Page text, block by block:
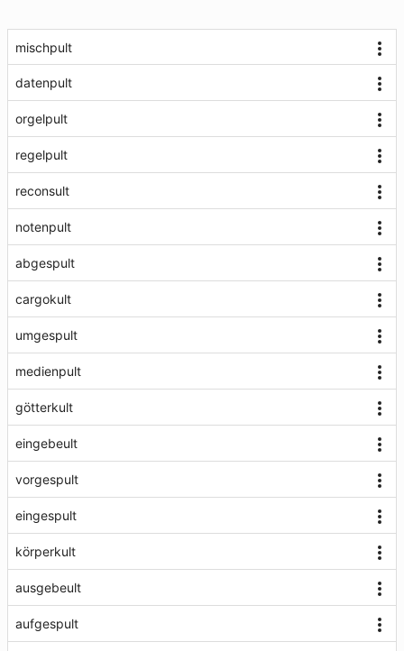
mischpult
datenpult
orgelpult
regelpult
reconsult
notenpult
abgespult
cargokult
umgespult
medienpult
götterkult
eingebeult
vorgespult
eingespult
körperkult
ausgebeult
aufgespult